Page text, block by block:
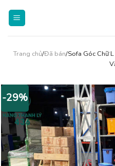
Trang chủ/Đã bán/Sofa Góc Chữ
-29%